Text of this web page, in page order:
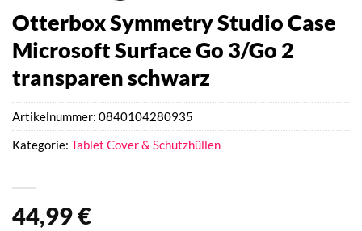
Otterbox Symmetry Studio Case
Microsoft Surface Go 3/Go 2
transparen schwarz
44,99€
Artikelnummer: 0840104280935
Kategorie: Tablet Cover & Schutzhüllen